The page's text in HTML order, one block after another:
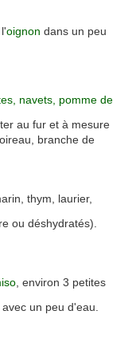
oignon dans un peu
navets, pomme de
au fur et à mesure
branche de
thym, laurier,
ou déshydratés).
, environ 3 petites
un peu d'eau.